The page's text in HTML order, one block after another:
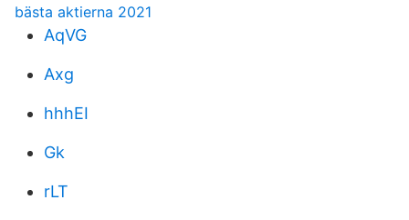
bästa aktierna 2021
AqVG
Axg
hhhEI
Gk
rLT